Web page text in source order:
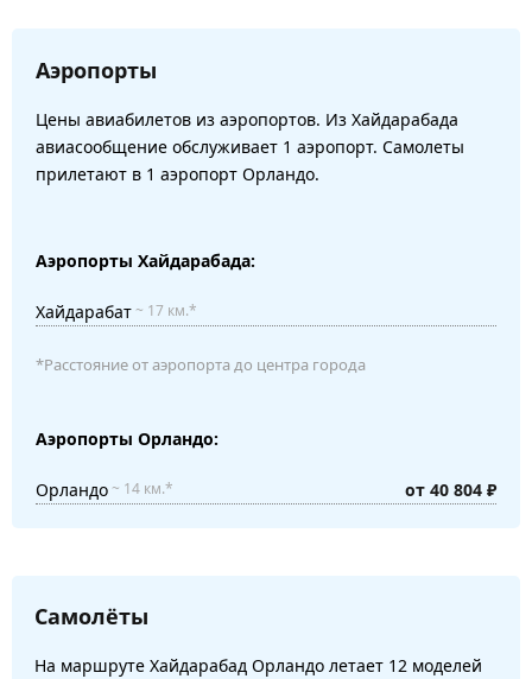
Аэропорты
Цены авиабилетов из аэропортов. Из Хайдарабада
авиасообщение обслуживает 1 аэропорт. Самолеты
прилетают в 1 аэропорт Орландо.
Аэропорты Хайдарабада:
Хайдарабат~ 17 км.*
*Расстояние от аэропорта до центра города
Аэропорты Орландо:
Орландо~ 14 км.* от 40 804 ₽
Самолёты
На маршруте Хайдарабад Орландо летает 12 моделей